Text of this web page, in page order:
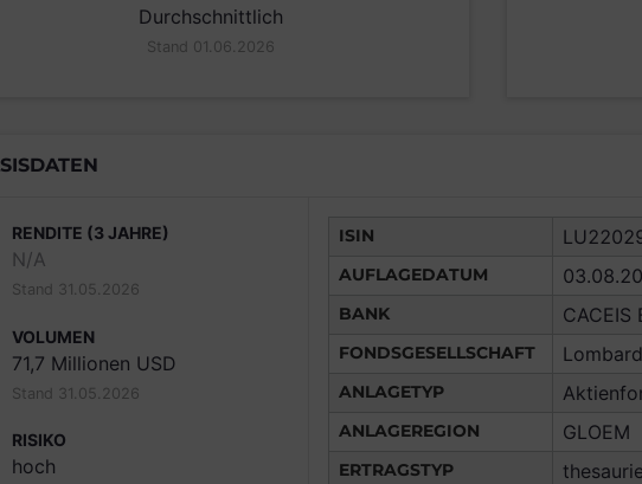
Durchschnittlich
Stand 01.06.2026
RENDITE (3 JAHRE)
N/A
Stand 31.05.2026
VOLUMEN
71,7 Millionen USD
Stand 31.05.2026
RISIKO
hoch
ISIN
AUFLAGEDATUM
BANK CACEIS
FONDSGESELLSCHAFT
ANLAGETYP
ANLAGEREGION GLOEM
ERTRAGSTYP